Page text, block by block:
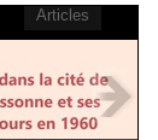
Articles